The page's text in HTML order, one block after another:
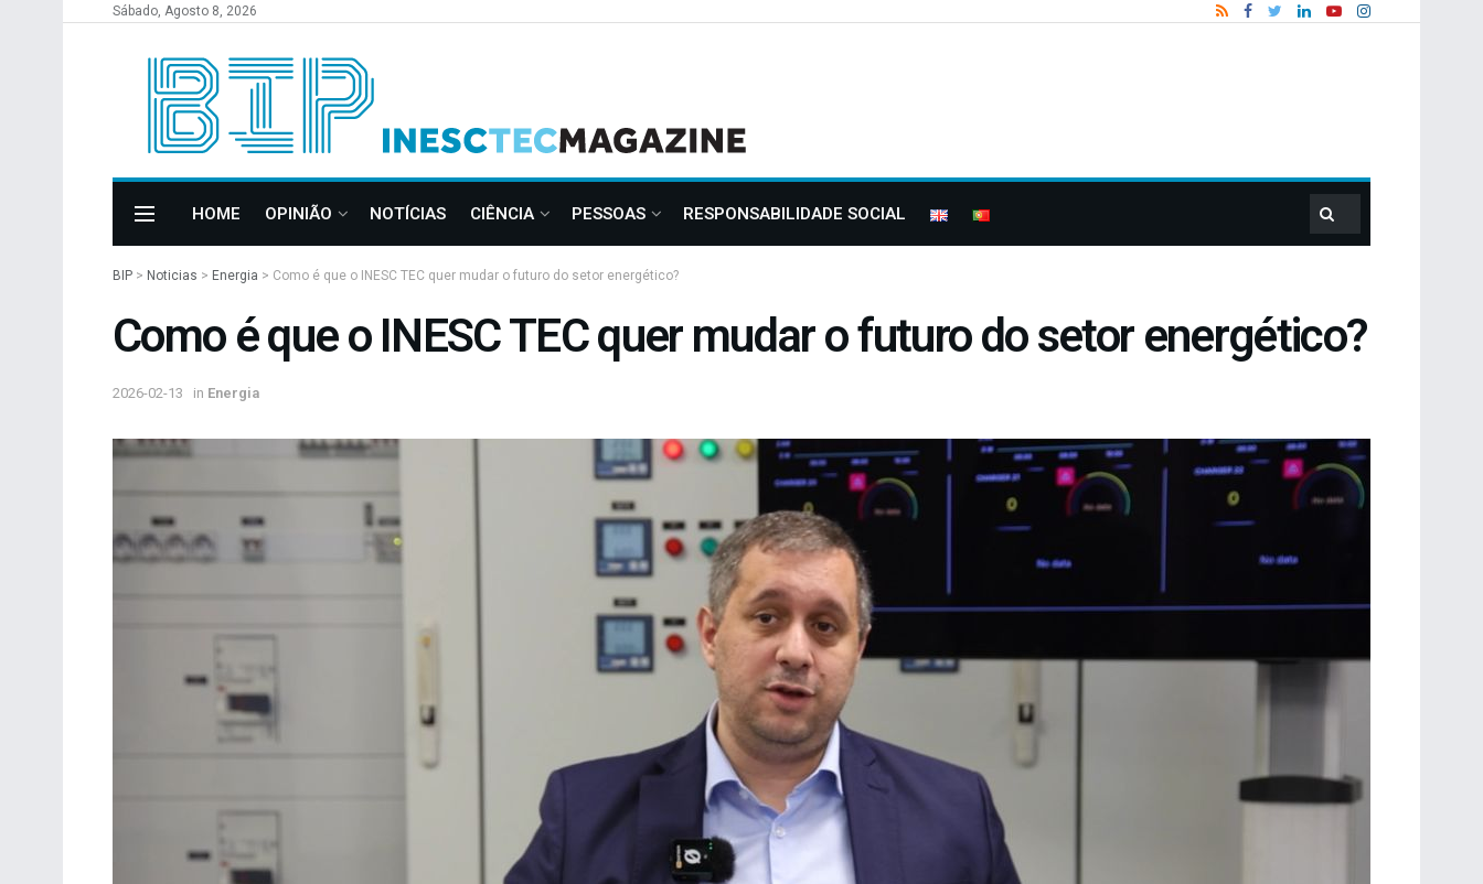
Sábado, Agosto 8, 2026
HOME OPINIÃO NOTÍCIAS CIÊNCIA PESSOAS RESPONSABILIDADE SOCIAL
BIP > Noticias > Energia > Como é que o INESC TEC quer mudar o futuro do setor energético?
Como é que o INESC TEC quer mudar o futuro do setor energético?
2026-02-13 in Energia